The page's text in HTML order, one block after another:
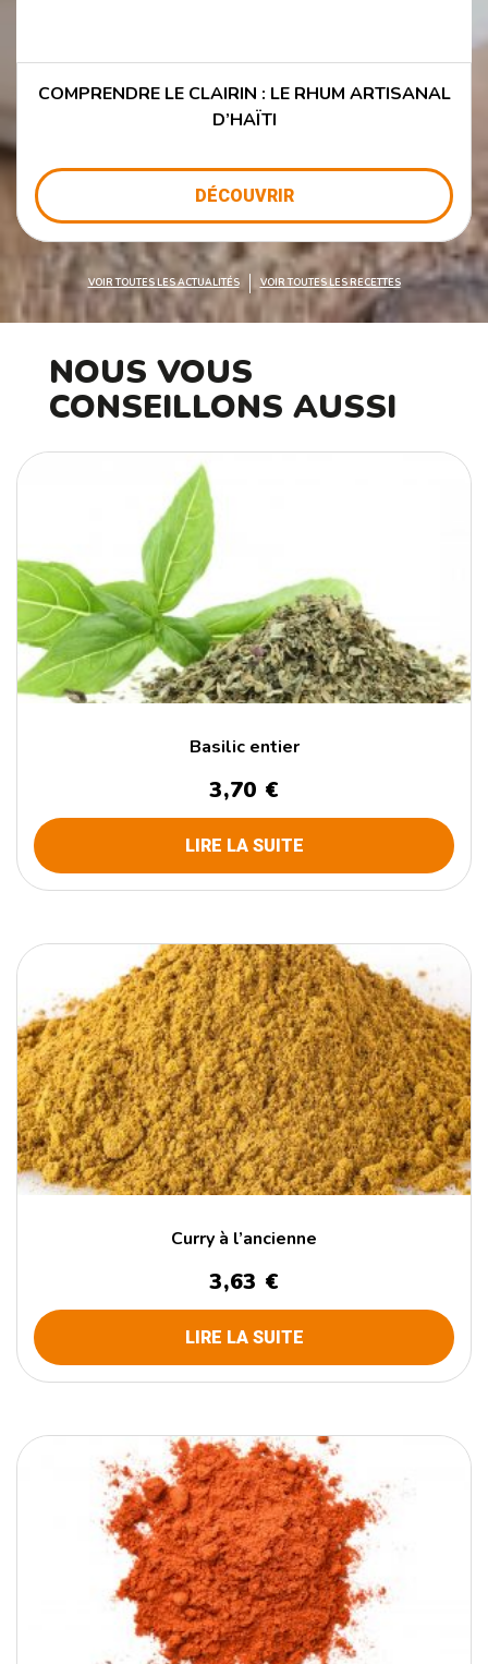
COMPRENDRE LE CLAIRIN : LE RHUM ARTISANAL
D’HAÏTI
DÉCOUVRIR
VOIR TOUTES LES ACTUALITÉS VOIR TOUTES LES RECETTES
NOUS VOUS
CONSEILLONS AUSSI
Basilic entier
3,70 €
LIRE LA SUITE
Curry à l’ancienne
3,63 €
LIRE LA SUITE